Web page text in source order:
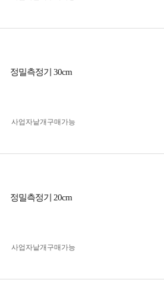
정밀측정기 30cm
사업자 낱개구매가능
정밀측정기 20cm
사업자 낱개구매가능